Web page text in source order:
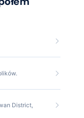
District,